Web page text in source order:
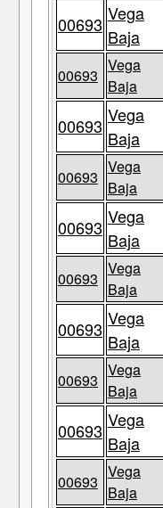
00693 Vega
Baja
00693
Vega
Baja
00693 Vega
Baja
00693
Vega
Baja
00693 Vega
Baja
00693
Vega
Baja
00693 Vega
Baja
00693
Vega
Baja
00693 Vega
Baja
00693
Vega
Baja